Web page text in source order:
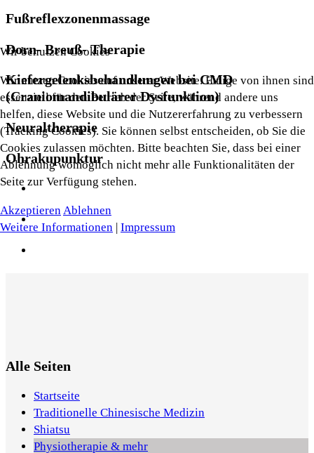
Fußreflexzonenmassage
Dorn- Breuß- Therapie
Kiefergelenksbehandlungen bei CMD
(Craniomandibulärer Dysfunktion)
Neuraltherapie
Ohrakupunktur
Alle Seiten
Startseite
Traditionelle Chinesische Medizin
Shiatsu
Physiotherapie & mehr
Wir benutzen Cookies
Wir nutzen Cookies auf unserer Website. Einige von ihnen sind
essenziell für den Betrieb der Seite, während andere uns
helfen, diese Website und die Nutzererfahrung zu verbessern
(Tracking Cookies). Sie können selbst entscheiden, ob Sie die
Cookies zulassen möchten. Bitte beachten Sie, dass bei einer
Ablehnung womöglich nicht mehr alle Funktionalitäten der
Seite zur Verfügung stehen.
AkzeptierenAblehnen
Weitere Informationen | Impressum